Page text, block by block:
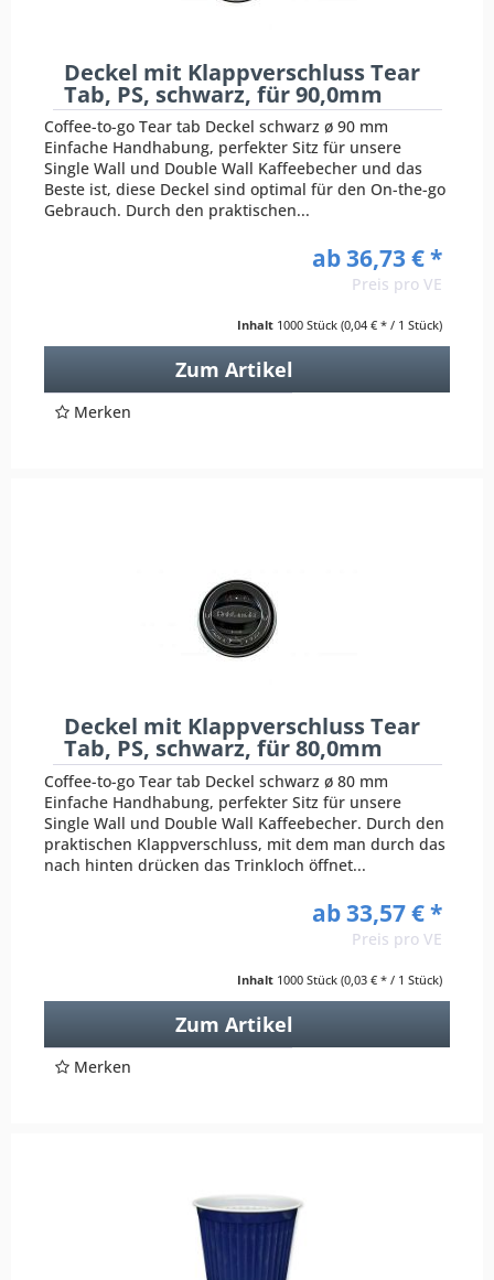
Deckel mit Klappverschluss Tear
Tab, PS, schwarz, für 90,0mm
Coffee-to-go Tear tab Deckel schwarz ø 90 mm
Einfache Handhabung, perfekter Sitz für unsere
Single Wall und Double Wall Kaffeebecher und das
Beste ist, diese Deckel sind optimal für den On-the-go
Gebrauch. Durch den praktischen...
ab 36,73 € *
Preis pro VE
Inhalt 1000 Stück (0,04 € * / 1 Stück)
Zum Artikel
Merken
Deckel mit Klappverschluss Tear
Tab, PS, schwarz, für 80,0mm
Coffee-to-go Tear tab Deckel schwarz ø 80 mm
Einfache Handhabung, perfekter Sitz für unsere
Single Wall und Double Wall Kaffeebecher. Durch den
praktischen Klappverschluss, mit dem man durch das
nach hinten drücken das Trinkloch öffnet...
ab 33,57 € *
Preis pro VE
Inhalt 1000 Stück (0,03 € * / 1 Stück)
Zum Artikel
Merken